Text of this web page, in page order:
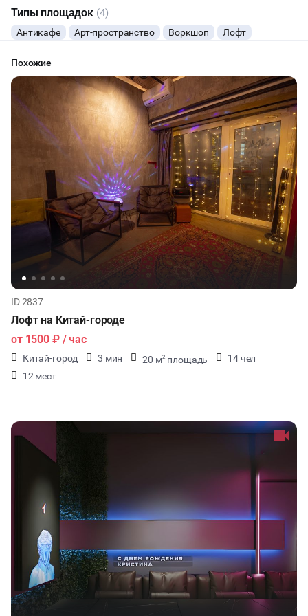
требования, бюджет и расскажут о выгодных пакетных
предложениях (скидка до 30% от стандартной аренды).
Типы площадок (4)
Антикафе Арт-пространство Воркшоп Лофт
ВЫСТАВКИ
НАСТОЛЬНЫЕ ИГРЫ
ФУРШЕТЫ
КОНФЕРЕНЦИИ
ЧАЕПИТИЕ
Похожие
ID 2837
Лофт на Китай-городе
от 1500 ₽/ час
Китай-город 3 мин 20 м2 площадь
14 чел
12 мест